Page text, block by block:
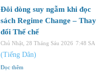
Đôi dòng suy ngẫm khi đọc
sách Regime Change – Thay
đổi Thể chế
Chủ Nhật, 28 Tháng Sáu 2026 7:48 SA
(Tiếng Dân)
Đọc thêm